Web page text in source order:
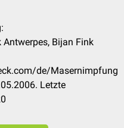
Antwerpes, Bijan Fink
de/Masernimpfung
Letzte